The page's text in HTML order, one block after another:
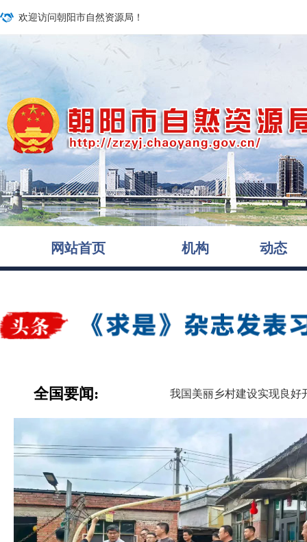
欢迎访问朝阳市自然资源局！
网站首页 机构 动态